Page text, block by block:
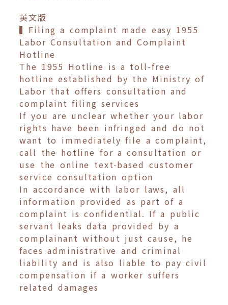
英文版
▍Filing a complaint made easy 1955
Labor Consultation and Complaint
Hotline
The 1955 Hotline is a toll-free
hotline established by the Ministry of
Labor that offers consultation and
complaint filing services
If you are unclear whether your labor
rights have been infringed and do not
want to immediately file a complaint,
call the hotline for a consultation or
use the online text-based customer
service consultation option
In accordance with labor laws, all
information provided as part of a
complaint is confidential. If a public
servant leaks data provided by a
complainant without just cause, he
faces administrative and criminal
liability and is also liable to pay civil
compensation if a worker suffers
related damages